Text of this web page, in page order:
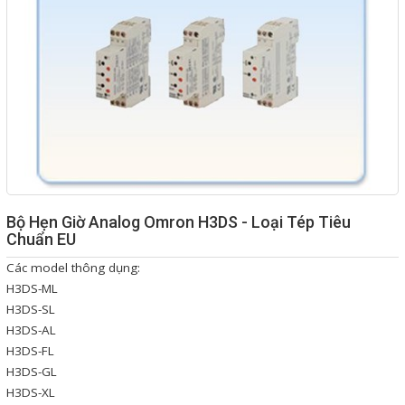
Bộ Hẹn Giờ Analog Omron H3DS - Loại Tép Tiêu
Chuẩn EU
Các model thông dụng:
H3DS-ML
H3DS-SL
H3DS-AL
H3DS-FL
H3DS-GL
H3DS-XL
Giải pháp quản lý bằng mã
Bảng LED điện tử
độ ẩm
Đồng hồ thời gian thực
Máy dò kim loại
Màn hình cảm ứng HMI
PLC - Bộ lập trình PLC
Biến tần
Máy tính công nghiệp